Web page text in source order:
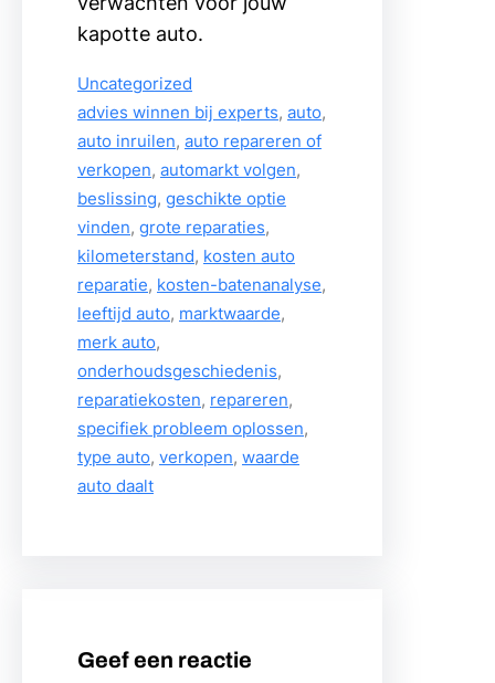
kapotte auto.
Uncategorized
advies winnen bij experts, auto
auto inruilen, auto repareren of
verkopen, automarkt volgen
beslissing, geschikte optie
vinden, grote reparaties
kilometerstand, kosten auto
reparatie, kosten-batenanalyse
leeftijd auto, marktwaarde
merk auto
onderhoudsgeschiedenis
reparatiekosten, repareren
specifiek probleem oplossen
type auto, verkopen, waarde
auto daalt
Geef een reactie